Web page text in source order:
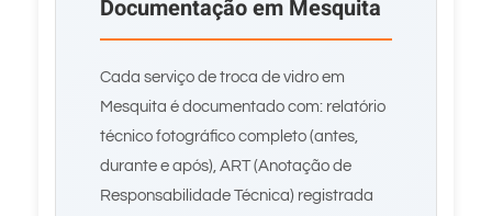
Documentação em Mesquita
Cada serviço de troca de vidro em
Mesquita é documentado com: relatório
técnico fotográfico completo (antes,
durante e após), ART (Anotação de
Responsabilidade Técnica) registrada